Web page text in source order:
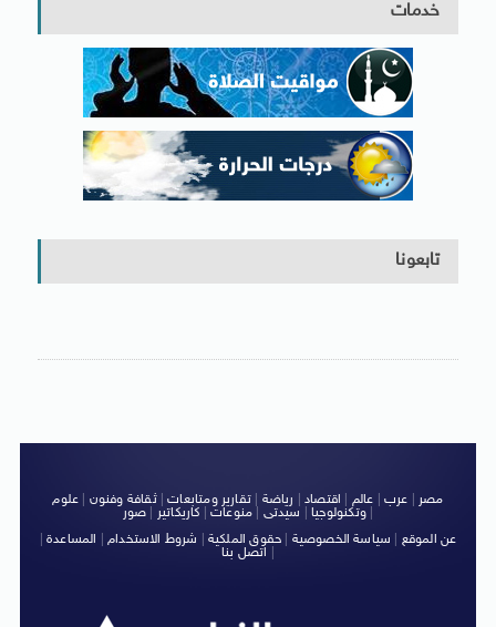
خدمات
تابعونا
مصر عرب عالم اقتصاد رياضة |تقارير ومتابعات|ثقافة وفنون
علوم
وتكنولوجيا| سيدتى منوعات كاريكاتير صور
|
عن الموقع
سياسة الخصوصية حقوق الملكية شروط الاستخدام| المساعدة|
اتصل بنا